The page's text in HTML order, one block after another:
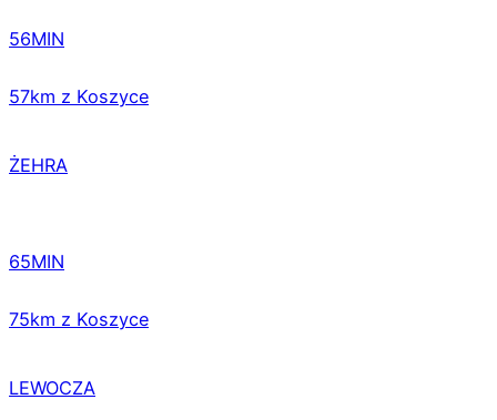
56MIN
57km z Koszyce
ŻEHRA
65MIN
75km z Koszyce
LEWOCZA